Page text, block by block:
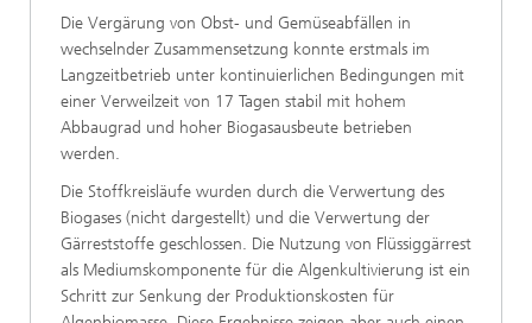
Die Vergärung von Obst- und Gemüseabfällen in
wechselnder Zusammensetzung konnte erstmals im
Langzeitbetrieb unter kontinuierlichen Bedingungen mit
einer Verweilzeit von 17 Tagen stabil mit hohem
Abbaugrad und hoher Biogasausbeute betrieben
werden.
Die Stoffkreisläufe wurden durch die Verwertung des
Biogases (nicht dargestellt) und die Verwertung der
Gärreststoffe geschlossen. Die Nutzung von Flüssiggärrest
als Mediumskomponente für die Algenkultivierung ist ein
Schritt zur Senkung der Produktionskosten für